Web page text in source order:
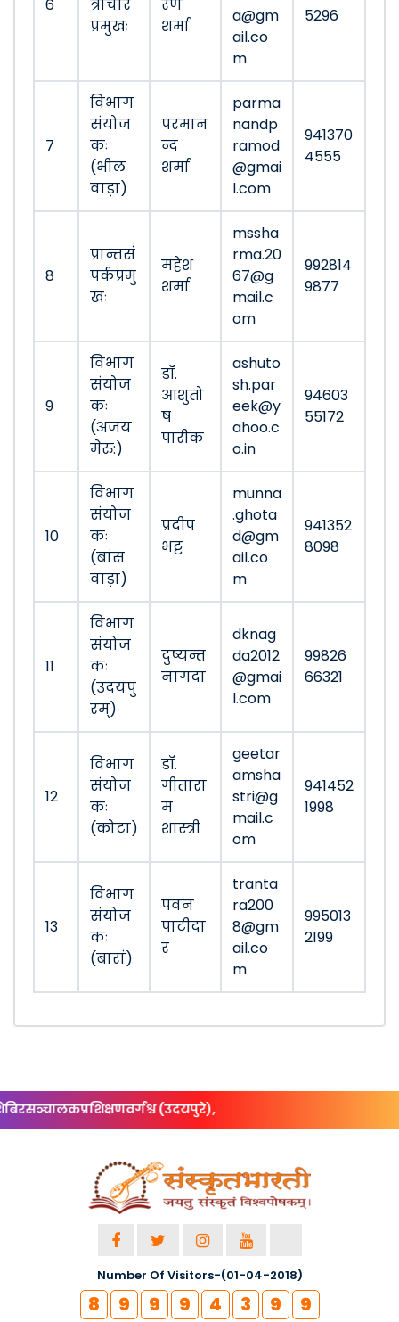
6
त्राचार
प्रमुखः
रण
शर्मा
a@gm
ail.co
m
5296
7
विभाग
संयोज
कः
(भील
वाड़ा)
परमान
न्द
शर्मा
parma
nandp
ramod
@gmai
l.com
941370
4555
8
प्रान्तसं
पर्कप्रमु
खः
महेश
शर्मा
mssha
rma.20
67@g
mail.c
om
992814
9877
9
विभाग
संयोज
कः
(अजय
मेरु:)
डॉ.
आशुतो
ष
पारीक
ashuto
sh.par
eek@y
ahoo.c
o.in
94603
55172
10
विभाग
संयोज
कः
(बांस
वाड़ा)
प्रदीप
भट्ट
munna
.ghota
d@gm
ail.co
m
941352
8098
11
विभाग
संयोज
कः
(उदयपु
रम्)
दुष्यन्त
नागदा
dknag
da2012
@gmai
l.com
99826
66321
12
विभाग
संयोज
कः
(कोटा)
डॉ.
गीतारा
म
शास्त्री
geetar
amsha
stri@g
mail.c
om
941452
1998
13
विभाग
संयोज
कः
(बारां)
पवन
पाटीदा
र
tranta
ra200
8@gm
ail.co
m
995013
2199
(उदयपुरे),
Number Of Visitors-(01-04-2018)
8 9 9 9 4 3 9 9